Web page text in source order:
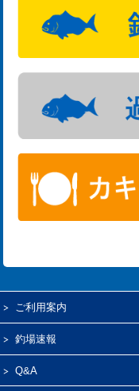
ご利用案内
釣場速報
Q&A